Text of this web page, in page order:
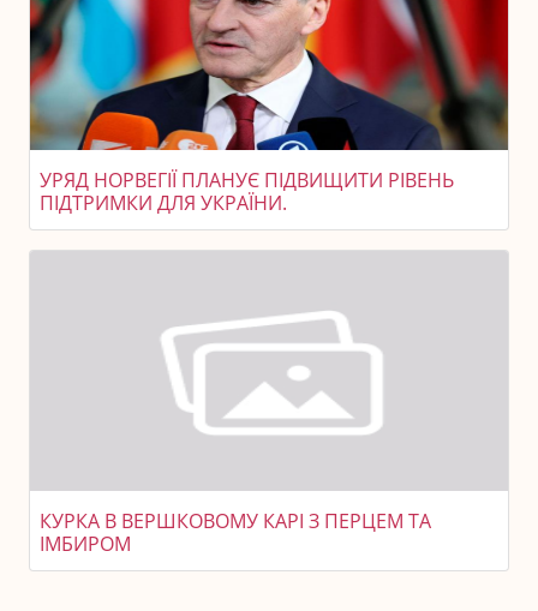
УРЯД НОРВЕГІЇ ПЛАНУЄ ПІДВИЩИТИ РІВЕНЬ
ПІДТРИМКИ ДЛЯ УКРАЇНИ.
КУРКА В ВЕРШКОВОМУ КАРІ З ПЕРЦЕМ ТА
ІМБИРОМ